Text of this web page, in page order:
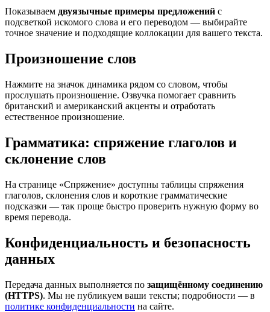
Показываем двуязычные примеры предложений с
подсветкой искомого слова и его переводом — выбирайте
точное значение и подходящие коллокации для вашего текста.
Произношение слов
Нажмите на значок динамика рядом со словом, чтобы
прослушать произношение. Озвучка помогает сравнить
британский и американский акценты и отработать
естественное произношение.
Грамматика: спряжение глаголов и
склонение слов
На странице «Спряжение» доступны таблицы спряжения
глаголов, склонения слов и короткие грамматические
подсказки — так проще быстро проверить нужную форму во
время перевода.
Конфиденциальность и безопасность
данных
Передача данных выполняется по защищённому соединению
(HTTPS). Мы не публикуем ваши тексты; подробности — в
политике конфиденциальности на сайте.